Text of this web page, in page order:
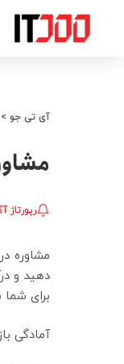
آی تی جو >
رپورتاژ
مشاوره
دهید و
برای
آمادگی